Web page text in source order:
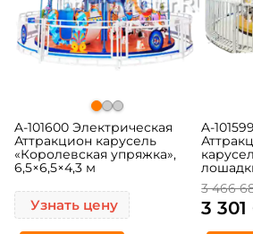
A-101600 Электрическая
Аттракцион карусель
«Королевская упряжка»,
6,5×6,5×4,3 м
Узнать цену
A-
3 466
3